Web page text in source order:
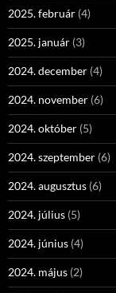
2025. február (4)
2025. január (3)
2024. december (4)
2024. november (6)
2024. október (5)
2024. szeptember (6)
2024. augusztus (6)
2024. július (5)
2024. június (4)
2024. május (2)